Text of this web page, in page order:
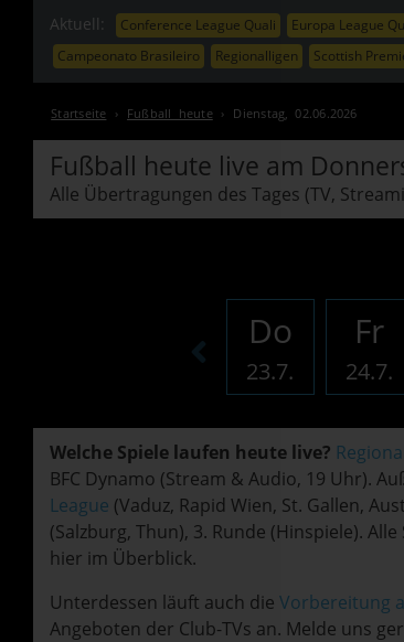
Aktuell: Conference League Quali Europa League
Campeonato Brasileiro
Regionalligen Scottish
Startseite › Fußball heute › Dienstag, 02.06.2026
Fußball heute live am
Alle Übertragungen des Tages (TV,
Do
23.7.
Fr
24.7.
Welche Spiele laufen heute live?
BFC Dynamo (Stream & Audio, 19 Uhr).
League (Vaduz, Rapid Wien, St. Gallen,
(Salzburg, Thun), 3. Runde (Hinspiele).
hier im Überblick.
Unterdessen läuft auch die Vorbereitung
Angeboten der Club-TVs an. Melde uns